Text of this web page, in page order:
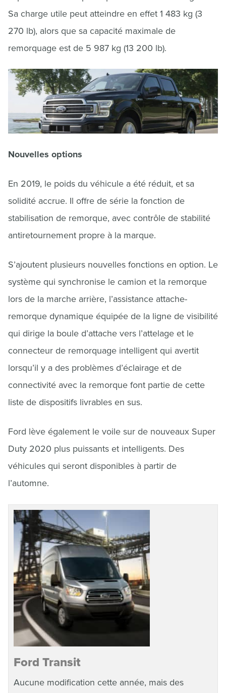
Sa charge utile peut atteindre en effet 1 483 kg (3
270 lb), alors que sa capacité maximale de
remorquage est de 5 987 kg (13 200 lb).
Nouvelles options
En 2019, le poids du véhicule a été réduit, et sa
solidité accrue. Il offre de série la fonction de
stabilisation de remorque, avec contrôle de stabilité
antiretournement propre à la marque.
S’ajoutent plusieurs nouvelles fonctions en option. Le
système qui synchronise le camion et la remorque
lors de la marche arrière, l’assistance attache-
remorque dynamique équipée de la ligne de visibilité
qui dirige la boule d’attache vers l’attelage et le
connecteur de remorquage intelligent qui avertit
lorsqu’il y a des problèmes d’éclairage et de
connectivité avec la remorque font partie de cette
liste de dispositifs livrables en sus.
Ford lève également le voile sur de nouveaux Super
Duty 2020 plus puissants et intelligents. Des
véhicules qui seront disponibles à partir de
l’automne.
Ford Transit
Aucune modification cette année, mais des